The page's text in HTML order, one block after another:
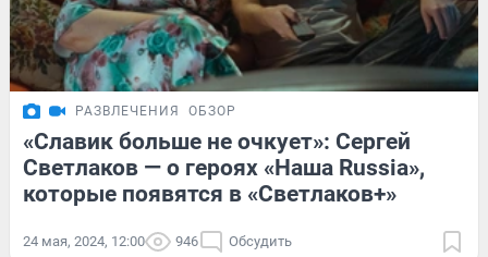
РАЗВЛЕЧЕНИЯ ОБЗОР
«Славик больше не очкует»: Сергей
Светлаков — о героях «Наша Russia»,
которые появятся в «Светлаков+»
24 мая, 2024, 12:00 946 Обсудить